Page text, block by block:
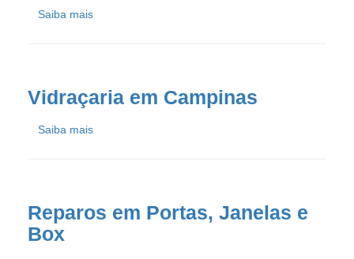
Saiba mais
Vidraçaria em Campinas
Saiba mais
Reparos em Portas, Janelas e
Box